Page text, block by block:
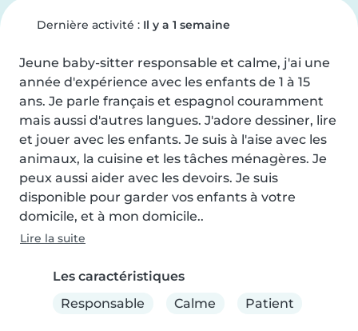
Dernière activité : Il y a 1 semaine
Jeune baby-sitter responsable et calme, j'ai une
année d'expérience avec les enfants de 1 à 15
ans. Je parle français et espagnol couramment
mais aussi d'autres langues. J'adore dessiner, lire
et jouer avec les enfants. Je suis à l'aise avec les
animaux, la cuisine et les tâches ménagères. Je
peux aussi aider avec les devoirs. Je suis
disponible pour garder vos enfants à votre
domicile, et à mon domicile..
Lire la suite
Les caractéristiques
Responsable
Calme Patient